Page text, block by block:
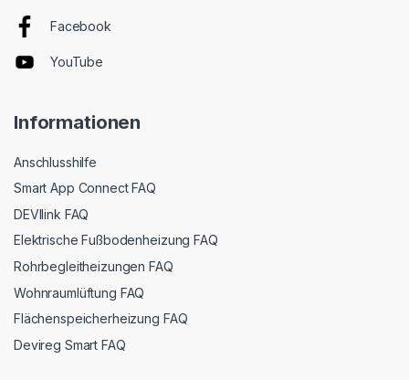
Facebook
YouTube
Informationen
Anschlusshilfe
Smart App Connect FAQ
DEVIlink FAQ
Elektrische Fußbodenheizung FAQ
Rohrbegleitheizungen FAQ
Wohnraumlüftung FAQ
Flächenspeicherheizung FAQ
Devireg Smart FAQ